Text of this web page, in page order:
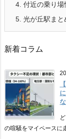
4. 付近の乗り場
5. 光が丘駅まと
新着コラム
の喧騒をマイペースに